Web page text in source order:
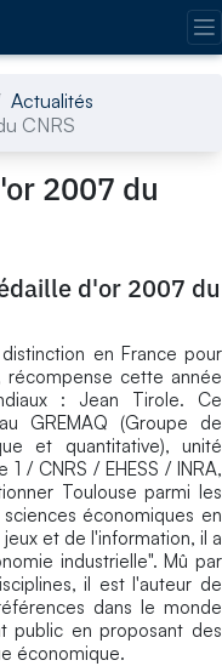
Actualités
CNRS
2007 du
d'or 2007 du
en France pour
récompense cette année
: Jean Tirole. Ce
GREMAQ (Groupe de
et quantitative), unité
/ CNRS / EHESS / INRA,
Toulouse parmi les
économiques en
et de l'information, il a
industrielle". Mû par
il est l'auteur de
dans le monde
public en proposant des
économique.